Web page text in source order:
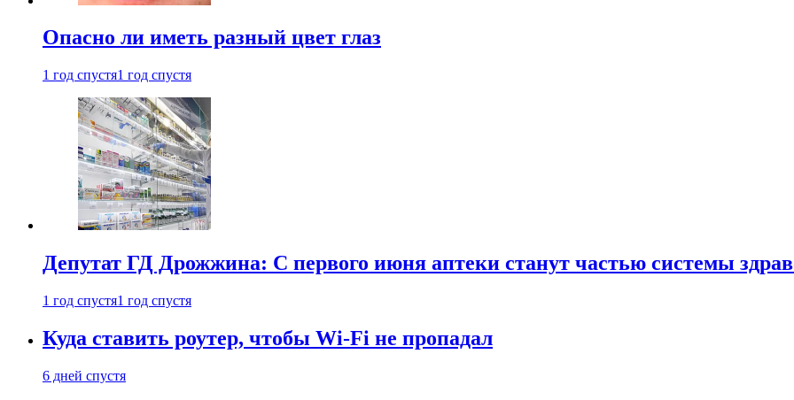
Опасно ли иметь разный цвет глаз
1 год спустя1 год спустя
Депутат ГД Дрожжина: С первого июня аптеки станут частью системы
1 год спустя1 год спустя
Куда ставить роутер, чтобы Wi-Fi не пропадал
6 дней спустя